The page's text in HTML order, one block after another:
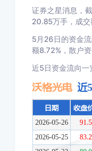
证券之星消息，
20.85万手，成交
5月26日的资金
额8.72%，散户
近5日资金流向一